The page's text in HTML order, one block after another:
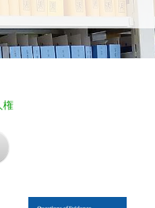
権